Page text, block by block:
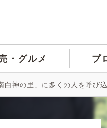
・グルメ プ
白神の里」に多くの人を呼び